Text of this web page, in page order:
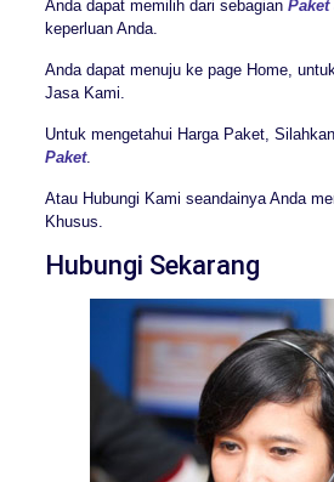
Anda dapat memilih dari sebagian Paket
keperluan Anda.
Anda dapat menuju ke page Home,
Jasa Kami.
Untuk mengetahui Harga Paket,
Paket.
Atau Hubungi Kami seandainya Anda
Khusus.
Hubungi Sekarang